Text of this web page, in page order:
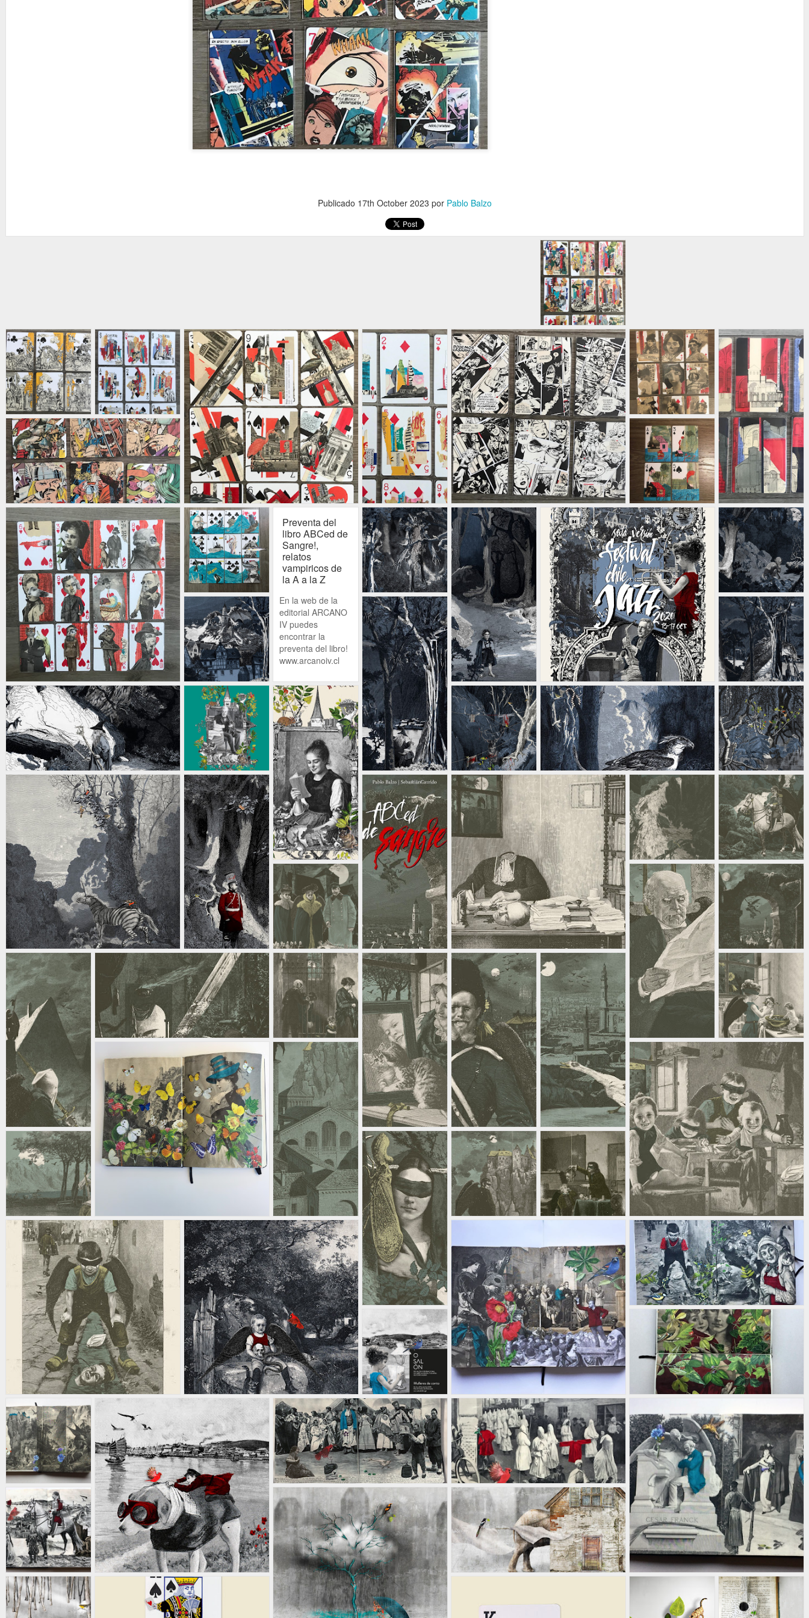
Publicado 17th October 2023 por Pablo Balzo
Preventa del
libro ABCed de
Sangre!,
relatos
vampiricos de
la A a la Z
En la web de la
editorial ARCANO
IV puedes
encontrar la
preventa del libro!
www.arcanoiv.cl